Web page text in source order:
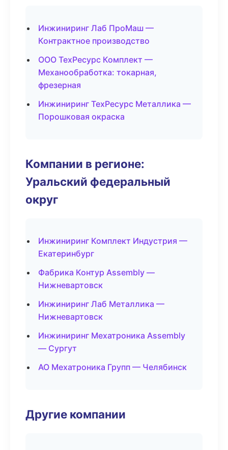
Инжиниринг Лаб ПроМаш —
Контрактное производство
ООО ТехРесурс Комплект —
Механообработка: токарная,
фрезерная
Инжиниринг ТехРесурс Металлика —
Порошковая окраска
Компании в регионе:
Уральский федеральный
округ
Инжиниринг Комплект Индустрия —
Екатеринбург
Фабрика Контур Assembly —
Нижневартовск
Инжиниринг Лаб Металлика —
Нижневартовск
Инжиниринг Мехатроника Assembly
— Сургут
АО Мехатроника Групп — Челябинск
Другие компании